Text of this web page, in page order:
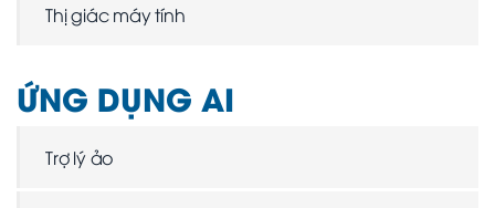
Thị giác máy tính
ỨNG DỤNG AI
Trợ lý ảo